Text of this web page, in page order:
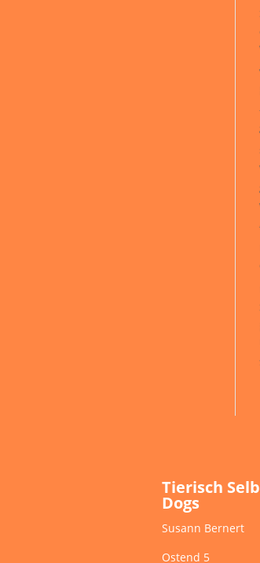
Tierisch
Dogs
Susann Bernert
Ostend 5